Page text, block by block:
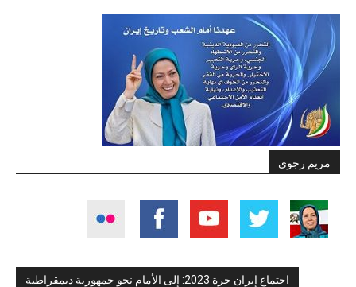
مريم رجوي
اجتماع إيران حرة 2023: إلى الأمام نحو جمهورية ديمقراطية